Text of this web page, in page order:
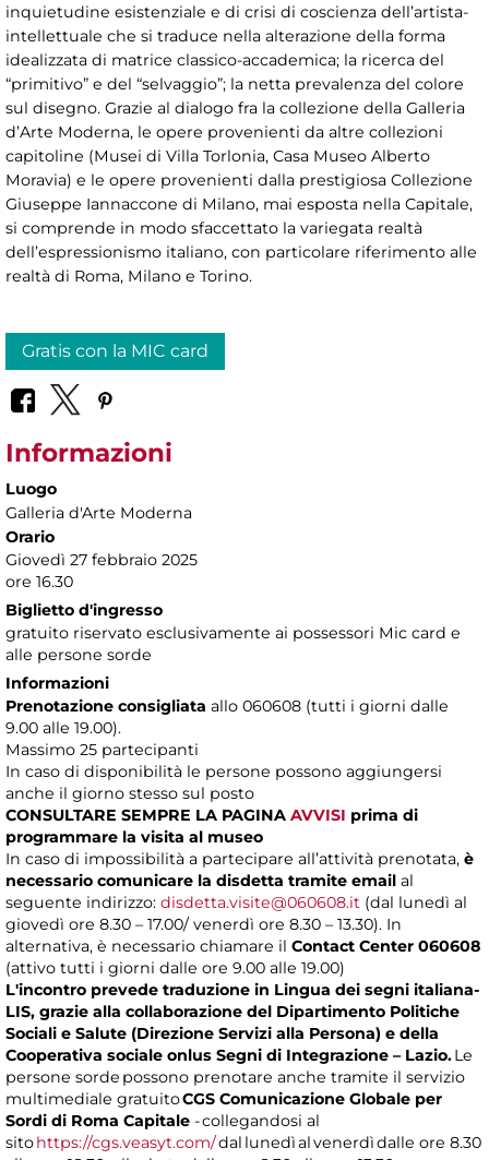
inquietudine esistenziale e di crisi di coscienza dell’artista-
intellettuale che si traduce nella alterazione della forma
idealizzata di matrice classico-accademica; la ricerca del
“primitivo” e del “selvaggio”; la netta prevalenza del colore
sul disegno. Grazie al dialogo fra la collezione della Galleria
d’Arte Moderna, le opere provenienti da altre collezioni
capitoline (Musei di Villa Torlonia, Casa Museo Alberto
Moravia) e le opere provenienti dalla prestigiosa Collezione
Giuseppe Iannaccone di Milano, mai esposta nella Capitale,
si comprende in modo sfaccettato la variegata realtà
dell’espressionismo italiano, con particolare riferimento alle
realtà di Roma, Milano e Torino.
Gratis con la MIC card
Informazioni
Luogo
Galleria d'Arte Moderna
Orario
Giovedì 27 febbraio 2025
ore 16.30
Biglietto d'ingresso
gratuito riservato esclusivamente ai possessori Mic card e
alle persone sorde
Informazioni
Prenotazione consigliata allo 060608 (tutti i giorni dalle
9.00 alle 19.00).
Massimo 25 partecipanti
In caso di disponibilità le persone possono aggiungersi
anche il giorno stesso sul posto
CONSULTARE SEMPRE LA PAGINA AVVISI prima di
programmare la visita al museo
In caso di impossibilità a partecipare all’attività prenotata, è
necessario comunicare la disdetta tramite email al
seguente indirizzo: disdetta.visite@060608.it (dal lunedì al
giovedì ore 8.30 – 17.00/ venerdì ore 8.30 – 13.30). In
alternativa, è necessario chiamare il Contact Center 060608
(attivo tutti i giorni dalle ore 9.00 alle 19.00)
L'incontro prevede traduzione in Lingua dei segni italiana-
LIS, grazie alla collaborazione del Dipartimento Politiche
Sociali e Salute (Direzione Servizi alla Persona) e della
Cooperativa sociale onlus Segni di Integrazione – Lazio.Le
persone sorde possono prenotare anche tramite il servizio
multimediale gratuitoCGS Comunicazione Globale per
Sordi di Roma Capitale - collegandosi al
sitohttps://cgs.veasyt.com/dal lunedì al venerdì dalle ore 8.30